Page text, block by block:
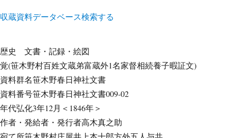
収蔵資料データベース検索する
歴史 文書・記録・絵図
覚(笹木野村百姓文蔵弟富蔵外1名家督相続養子暇証文)
資料群名笹木野春日神社文書
資料番号笹木野春日神社文書009-02
年代弘化3年12月＜1846年＞
作者・発給者・発行者高木真之助